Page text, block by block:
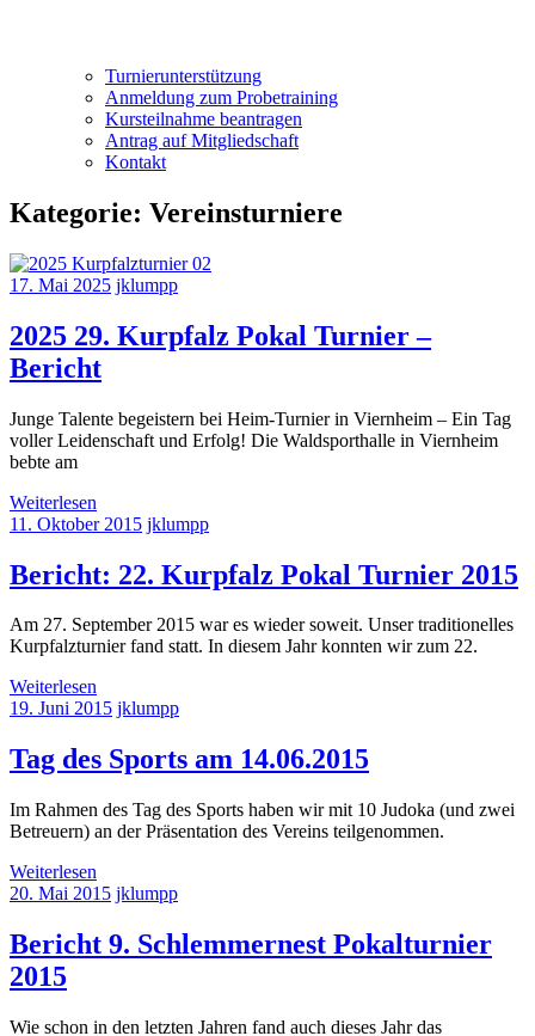
Turnierunterstützung
Anmeldung zum Probetraining
Kursteilnahme beantragen
Antrag auf Mitgliedschaft
Kontakt
Kategorie: Vereinsturniere
17. Mai 2025 jklumpp
2025 29. Kurpfalz Pokal Turnier –
Bericht
Junge Talente begeistern bei Heim-Turnier in Viernheim – Ein Tag
voller Leidenschaft und Erfolg! Die Waldsporthalle in Viernheim
bebte am
Weiterlesen
11. Oktober 2015 jklumpp
Bericht: 22. Kurpfalz Pokal Turnier 2015
Am 27. September 2015 war es wieder soweit. Unser traditionelles
Kurpfalzturnier fand statt. In diesem Jahr konnten wir zum 22.
Weiterlesen
19. Juni 2015 jklumpp
Tag des Sports am 14.06.2015
Im Rahmen des Tag des Sports haben wir mit 10 Judoka (und zwei
Betreuern) an der Präsentation des Vereins teilgenommen.
Weiterlesen
20. Mai 2015 jklumpp
Bericht 9. Schlemmernest Pokalturnier
2015
Wie schon in den letzten Jahren fand auch dieses Jahr das